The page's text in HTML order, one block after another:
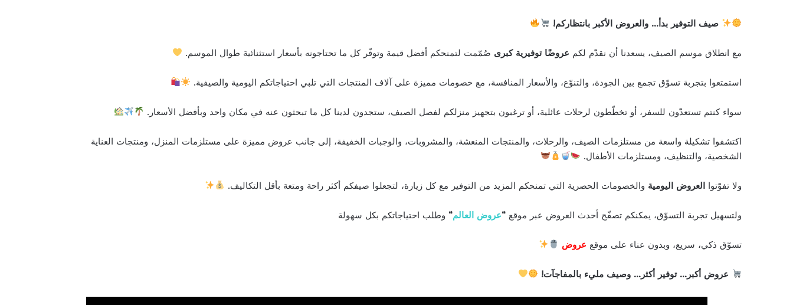
صيف التوفير بدأ… والعروض الأكبر بانتظاركم!
مع انطلاق موسم الصيف، يسعدنا أن نقدّم لكم عروضًا توفيرية كبرى صُمّمت لتمنحكم أفضل قيمة وتوفّر كل ما تحتاجونه بأسعار استثنائية طوال الموسم.
استمتعوا بتجربة تسوّق تجمع بين الجودة، والتنوّع، والأسعار المنافسة، مع خصومات مميزة على آلاف المنتجات التي تلبي احتياجاتكم اليومية والصيفية.
سواء كنتم تستعدّون للسفر، أو تخطّطون لرحلات عائلية، أو ترغبون بتجهيز منزلكم لفصل الصيف، ستجدون لدينا كل ما تبحثون عنه في مكان واحد وبأفضل الأسعار.
اكتشفوا تشكيلة واسعة من مستلزمات الصيف، والرحلات، والمنتجات المنعشة، والمشروبات، والوجبات الخفيفة، إلى جانب عروض مميزة على مستلزمات المنزل، ومنتجات العناية
الشخصية، والتنظيف، ومستلزمات الأطفال.
ولا تفوّتوا العروض اليومية والخصومات الحصرية التي تمنحكم المزيد من التوفير مع كل زيارة، لتجعلوا صيفكم أكثر راحة ومتعة بأقل التكاليف.
ولتسهيل تجربة التسوّق، يمكنكم تصفّح أحدث العروض عبر موقع “عروض العالم“ وطلب احتياجاتكم بكل سهولة
تسوّق ذكي، سريع، وبدون عناء على موقع عروض
عروض أكبر… توفير أكثر… وصيف مليء بالمفاجآت!